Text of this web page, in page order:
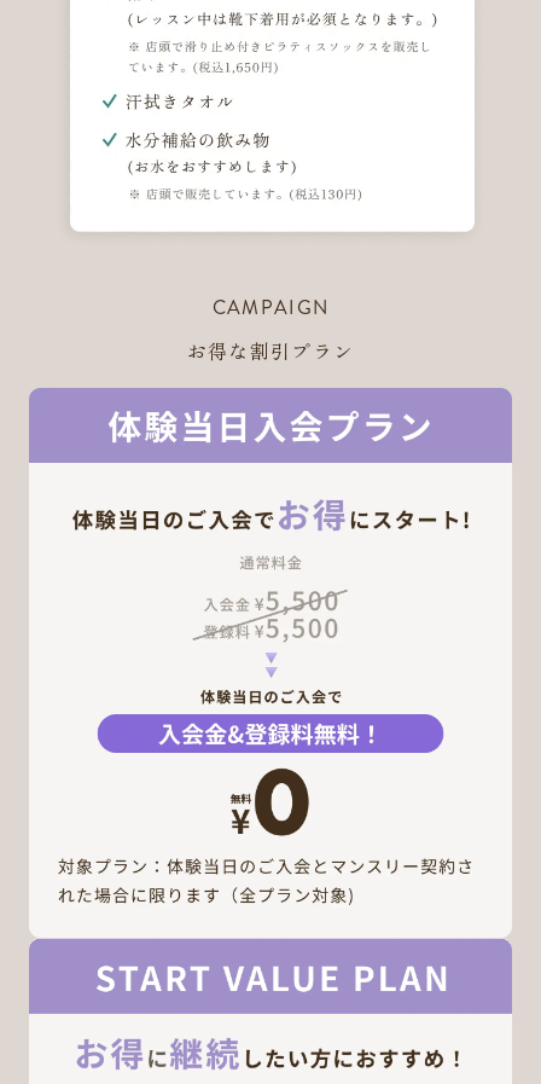
CAMPAIGN
お得な割引プラン